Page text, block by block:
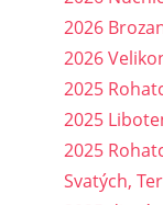
2026
2026
2025
2025
2025
Svatých,